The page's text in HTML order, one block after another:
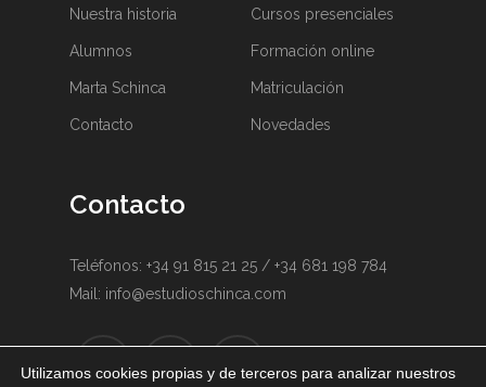
Nuestra historia
Alumnos
Marta Schinca
Contacto
Cursos presenciales
Formación online
Matriculación
Novedades
Contacto
Teléfonos: +34 91 815 21 25 / +34 681 198 784
Mail: info@estudioschinca.com
Utilizamos cookies propias y de terceros para analizar nuestros